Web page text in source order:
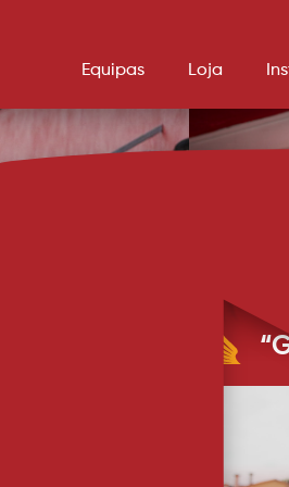
Equipas Loja
que